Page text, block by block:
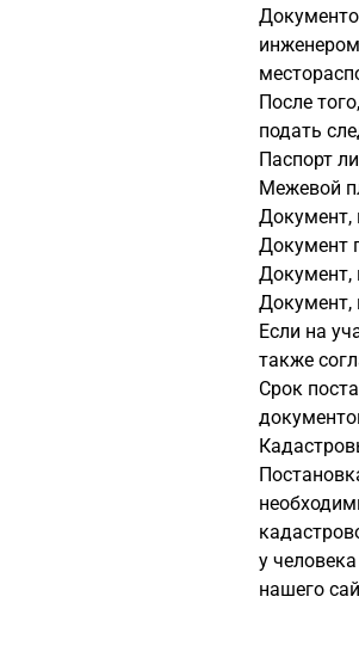
После
подать
Паспорт
Межевой
Документ,
Документ
Документ,
Документ,
Если на
также
Срок
у
нашего